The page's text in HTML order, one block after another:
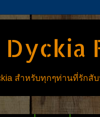
สำหรับทุกๆท่านที่รักสับ